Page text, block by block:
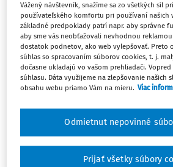
úkonu so zákonom, a to s
úkony, ktorými sa nakladá s
zamýšľajú nad problematikou
úkonov na jednej zmluvnej
rozhodného pre posúdenie
ktorým sa nakladalo s
Ak niektorý právny úkon nemá
náležitosti, ak sa na ňom
nedostatky, vtedy je úkon neplatný.
Vážený návštevník, snažíme sa zo všetkých síl
používateľského komfortu pri používaní našich
základné predpoklady patrí napr. aby správne
aby sme vás neobťažovali nevhodnou
dostatok podnetov, ako web vylepšovať. Preto
súhlas so spracovaním súborov cookies, t. j.
dočasne ukladajú vo vašom prehliadači.
súhlasu. Dáta využijeme na zlepšovanie našich
obsahu webu priamo Vám na mieru. Viac
Odmietnut nepovinné
Prijať všetky súbory